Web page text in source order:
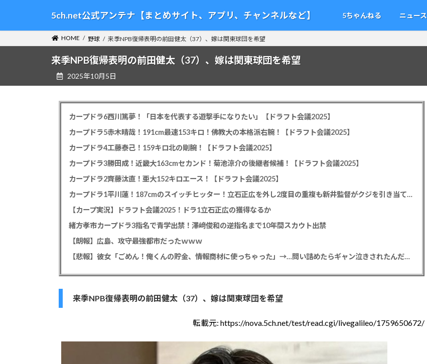
テ
ゲ
5ch.net公式アンテナ【まとめサイト、アプリ、チャンネルなど】 5ちゃんねる ニュース
HOME 野球 来季NPB復帰表明の前田健太（37）、嫁は関東球団を希望
来季NPB復帰表明の前田健太（37）、嫁は関東球団を希望
2025年10月5日
カープドラ6西川篤夢！「日本を代表する遊撃手になりたい」【ドラフト会議2025】
カープドラ5赤木晴哉！191cm最速153キロ！佛教大の本格派右腕！【ドラフト会議2025】
カープドラ4工藤泰己！159キロ北の剛腕！【ドラフト会議2025】
カープドラ3勝田成！近畿大163cmセカンド！菊池涼介の後継者候補！【ドラフト会議2025】
カープドラ2齊藤汰直！亜大152キロエース！【ドラフト会議2025】
カープドラ1平川蓮！187cmのスイッチヒッター！立石正広を外し2度目の重複も新井監督がクジを引き当てる！【ドラフト会議2025】
【カープ実況】ドラフト会議2025！ドラ1立石正広の獲得なるか
緒方孝市カープドラ3指名で青学出禁！澤﨑俊和の逆指名まで10年間スカウト出禁
【朗報】広島、攻守最強都市だったｗｗｗ
【悲報】彼女「ごめん！俺くんの貯金、情報商材に使っちゃった」→…問い詰めたらギャン泣きされたんだが俺が悪いのか？
来季NPB復帰表明の前田健太（37）、嫁は関東球団を希望
転載元:https://nova.5ch.net/test/read.cgi/livegalileo/1759650672/